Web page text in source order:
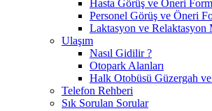
Hasta Görüş ve Öneri
Personel Görüş ve Öneri
Laktasyon ve Relaktasyon
Ulaşım
Nasıl Gidilir ?
Otopark Alanları
Halk Otobüsü Güzergah
Telefon Rehberi
Sık Sorulan Sorular